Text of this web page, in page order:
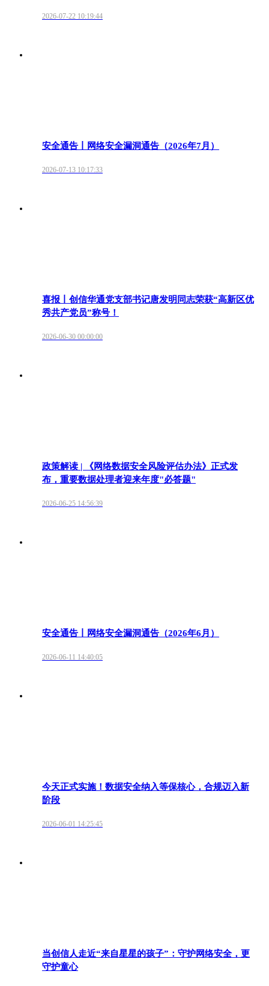
2026-07-22 10:19:44
安全通告丨网络安全漏洞通告（2026年7月）
2026-07-13 10:17:33
喜报丨创信华通党支部书记唐发明同志荣获“高新区优
秀共产党员”称号！
2026-06-30 00:00:00
政策解读 | 《网络数据安全风险评估办法》正式发
布，重要数据处理者迎来年度"必答题"
2026-06-25 14:56:39
安全通告丨网络安全漏洞通告（2026年6月）
2026-06-11 14:40:05
今天正式实施！数据安全纳入等保核心，合规迈入新
阶段
2026-06-01 14:25:45
当创信人走近“来自星星的孩子”：守护网络安全，更
守护童心